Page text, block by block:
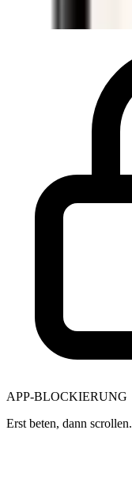
APP-BLOCKIERUNG
Erst beten, dann scrollen.